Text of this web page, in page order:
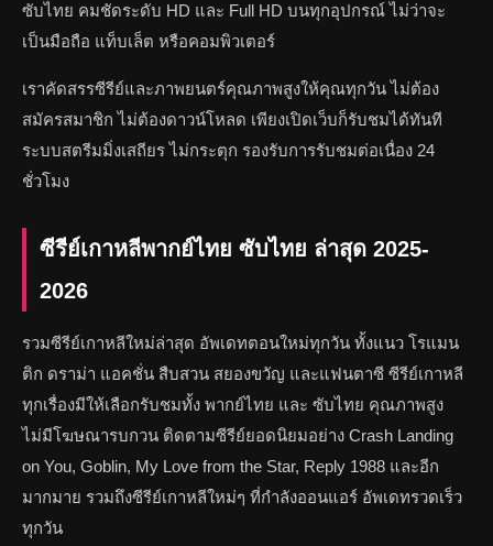
ซับไทย คมชัดระดับ HD และ Full HD บนทุกอุปกรณ์ ไม่ว่าจะ
เป็นมือถือ แท็บเล็ต หรือคอมพิวเตอร์
เราคัดสรรซีรีย์และภาพยนตร์คุณภาพสูงให้คุณทุกวัน ไม่ต้อง
สมัครสมาชิก ไม่ต้องดาวน์โหลด เพียงเปิดเว็บก็รับชมได้ทันที
ระบบสตรีมมิ่งเสถียร ไม่กระตุก รองรับการรับชมต่อเนื่อง 24
ชั่วโมง
ซีรีย์เกาหลีพากย์ไทย ซับไทย ล่าสุด 2025-
2026
รวมซีรีย์เกาหลีใหม่ล่าสุด อัพเดทตอนใหม่ทุกวัน ทั้งแนว โรแมน
ติก ดราม่า แอคชั่น สืบสวน สยองขวัญ และแฟนตาซี ซีรีย์เกาหลี
ทุกเรื่องมีให้เลือกรับชมทั้ง พากย์ไทย และ ซับไทย คุณภาพสูง
ไม่มีโฆษณารบกวน ติดตามซีรีย์ยอดนิยมอย่าง Crash Landing
on You, Goblin, My Love from the Star, Reply 1988 และอีก
มากมาย รวมถึงซีรีย์เกาหลีใหม่ๆ ที่กำลังออนแอร์ อัพเดทรวดเร็ว
ทุกวัน